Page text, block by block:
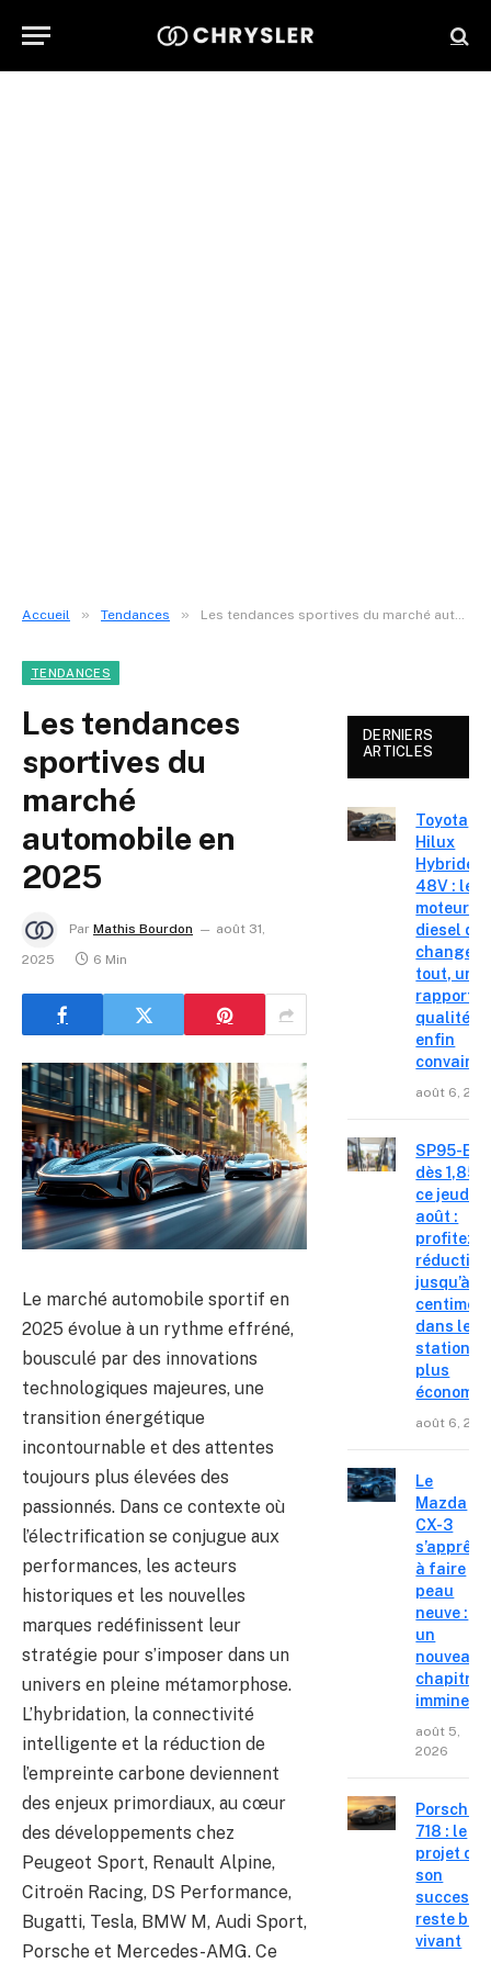
Accueil » Tendances » Les tendances sportives du marché automobile en 2025
TENDANCES
Les tendances
sportives du
marché
automobile en
2025
Par Mathis Bourdon
août 31,
2025
6 Min
Le marché automobile sportif en
2025 évolue à un rythme effréné,
bousculé par des innovations
technologiques majeures, une
transition énergétique
incontournable et des attentes
toujours plus élevées des
passionnés. Dans ce contexte où
l’électrification se conjugue aux
performances, les acteurs
historiques et les nouvelles
marques redéfinissent leur
stratégie pour s’imposer dans un
univers en pleine métamorphose.
L’hybridation, la connectivité
intelligente et la réduction de
l’empreinte carbone deviennent
des enjeux primordiaux, au cœur
des développements chez
Peugeot Sport, Renault Alpine,
Citroën Racing, DS Performance,
Bugatti, Tesla, BMW M, Audi Sport,
Porsche et Mercedes-AMG. Ce
DERNIERS
ARTICLES
Toyota
Hilux
Hybride
48V : le
moteur
diesel qui
change
tout, un
rapport
qualité-
enfin
août 6,
SP95-E10
dès 1,85
ce jeudi 6
août :
profitez
jusqu’à 15
centimes
dans les
stations
plus
août 6,
Le
Mazda
CX-3
s’apprête
à faire
peau
neuve :
un
nouveau
chapitre
imminent
août 5,
2026
Porsche
718 : le
projet de
son
reste bien
vivant